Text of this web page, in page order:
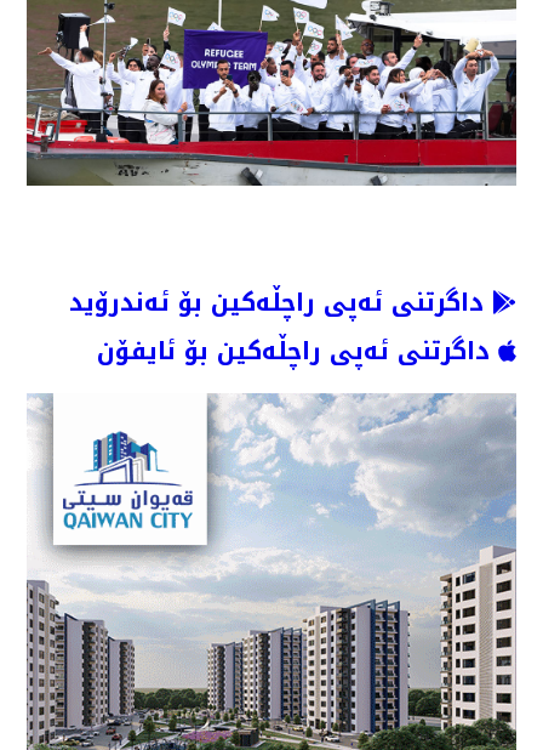
داگرتنی ئەپی راچڵەکین بۆ ئەندرۆید
داگرتنی ئەپی راچڵەکین بۆ ئایفۆن